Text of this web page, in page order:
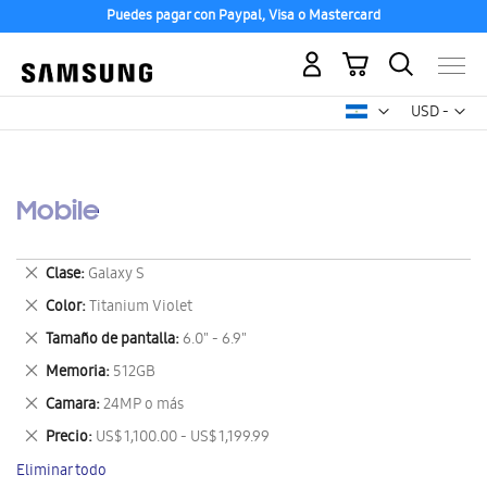
Puedes pagar con Paypal, Visa o Mastercard
USD -
dólar
Mi carrito
Mobile
Clase Galaxy S
Eliminar
este
artículo
Color Titanium Violet
Eliminar
este
artículo
Tamaño de pantalla 6.0" - 6.9"
Eliminar
este
artículo
Memoria 512GB
Eliminar
este
artículo
Camara 24MP o más
Eliminar
este
artículo
Precio US$ 1,100.00 - US$ 1,199.99
Eliminar
este
artículo
Eliminar todo